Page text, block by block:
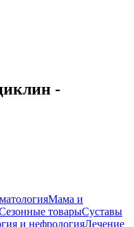
-
Мама и
товарыСуставы
и нефрологияЛечение